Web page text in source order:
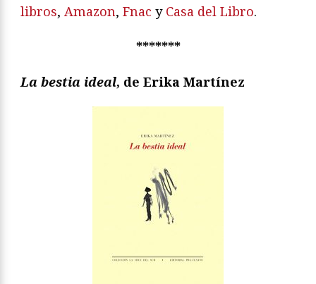
libros, Amazon, Fnac y Casa del Libro.
*******
La bestia ideal, de Erika Martínez